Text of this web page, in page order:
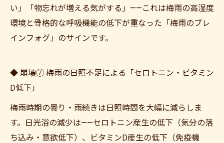
い」「物忘れが増える気がする」——これは梅雨の高湿度
環境と骨格的な呼吸機能の低下が重なった「梅雨のブレ
インフォグ」のサインです。
◆ 崩壊⑦ 梅雨の日照不足による「セロトニン・ビタミン
D低下」
梅雨時期の曇り・雨続きは日照時間を大幅に減らしま
す。日光浴の減少は——セロトニン産生の低下（気分の落
ち込み・意欲低下）、ビタミンD産生の低下（免疫機